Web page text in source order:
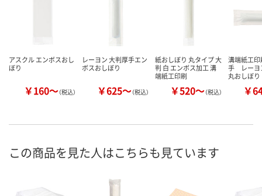
アスクル エンボスおし
ぼり
￥160～（税込）
レーヨン 大判厚手エン
ボスおしぼり
￥625～（税込）
紙おしぼり 丸タイプ 大
判 白 エンボス加工 溝
端紙工印刷
￥520～（税込）
溝端紙工
手 レー
丸おしぼり
￥
この商品を見た人はこちらも見ています